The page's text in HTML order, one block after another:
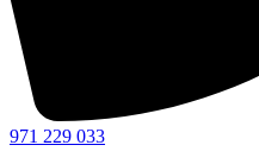
971 229 033